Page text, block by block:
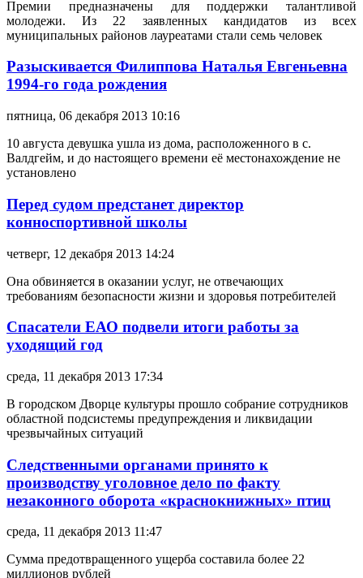
Премии предназначены для поддержки талантливой
молодежи. Из 22 заявленных кандидатов из всех
муниципальных районов лауреатами стали семь человек
Разыскивается Филиппова Наталья Евгеньевна
1994-го года рождения
пятница, 06 декабря 2013 10:16
10 августа девушка ушла из дома, расположенного в с.
Валдгейм, и до настоящего времени её местонахождение не
установлено
Перед судом предстанет директор
конноспортивной школы
четверг, 12 декабря 2013 14:24
Она обвиняется в оказании услуг, не отвечающих
требованиям безопасности жизни и здоровья потребителей
Спасатели ЕАО подвели итоги работы за
уходящий год
среда, 11 декабря 2013 17:34
В городском Дворце культуры прошло собрание сотрудников
областной подсистемы предупреждения и ликвидации
чрезвычайных ситуаций
Следственными органами принято к
производству уголовное дело по факту
незаконного оборота «краснокнижных» птиц
среда, 11 декабря 2013 11:47
Сумма предотвращенного ущерба составила более 22
миллионов рублей